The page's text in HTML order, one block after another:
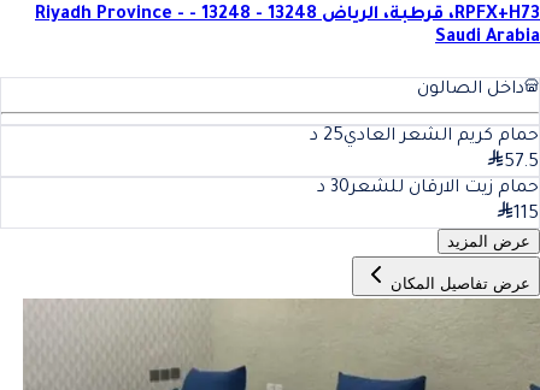
RPFX+H73، قرطبة، الرياض 13248 - 13248 - Riyadh Province -
Saudi Arabia
داخل الصالون
حمام كريم الشعر العادي25 د
57.5
حمام زيت الارقان للشعر30 د
115
عرض المزيد
عرض تفاصيل المكان